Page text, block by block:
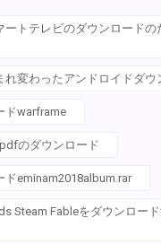
ートテレビのダウンロードの
れ変わったアンドロイドダウ
ドwarframe
のダウンロード
ドeminam2018album.rar
Steam Fableをダウンロー